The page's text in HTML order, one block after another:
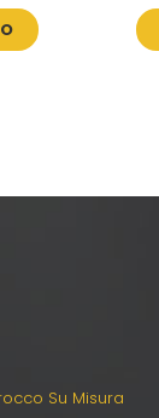
Su Misura